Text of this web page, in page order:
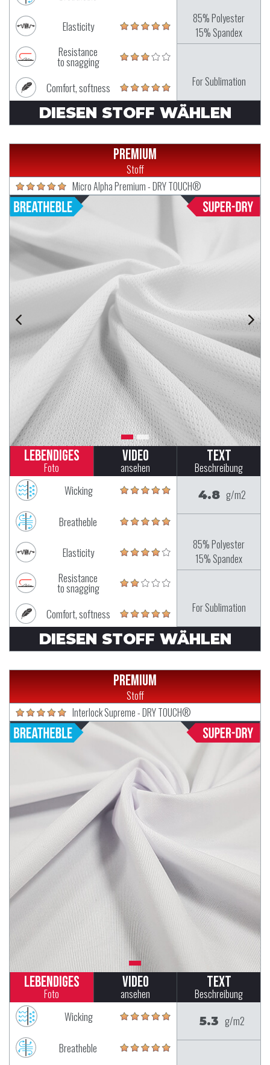
Elasticity
Resistance
to snagging
Comfort, softness
85% Polyester
15% Spandex
For Sublimation
DIESEN STOFF WÄHLEN
Premium
Stoff
Micro Alpha Premium - DRY TOUCH®
Lebendiges
Foto
Video
ansehen
Text
Beschreibung
Wicking
Breatheble
Elasticity
Resistance
to snagging
Comfort, softness
4.8 g/m2
85% Polyester
15% Spandex
For Sublimation
DIESEN STOFF WÄHLEN
Premium
Stoff
Interlock Supreme - DRY TOUCH®
Lebendiges
Foto
Video
ansehen
Text
Beschreibung
Wicking
Breatheble
5.3 g/m2